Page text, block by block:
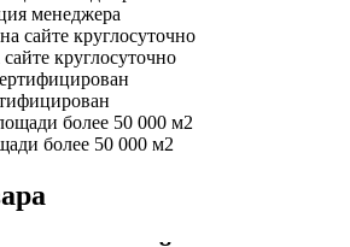
менеджера
круглосуточно
более 50 000 м2